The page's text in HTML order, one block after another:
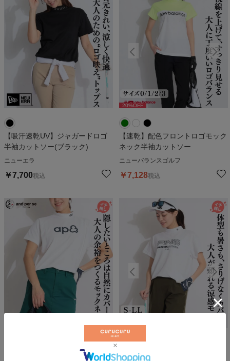
【吸汗速乾UV】ジャガードロゴ
半袖カットソー(ブラック)
ニューエラ
￥7,700税込
20%OFF 20%OFF
【速乾】配色フロントロゴモック
ネック半袖カットソー
ニューバランスゴルフ
￥7,128税込
【吸汗速乾】ロゴプリント半袖モ
30%OFF
【速乾】アップリケ鹿の子モック